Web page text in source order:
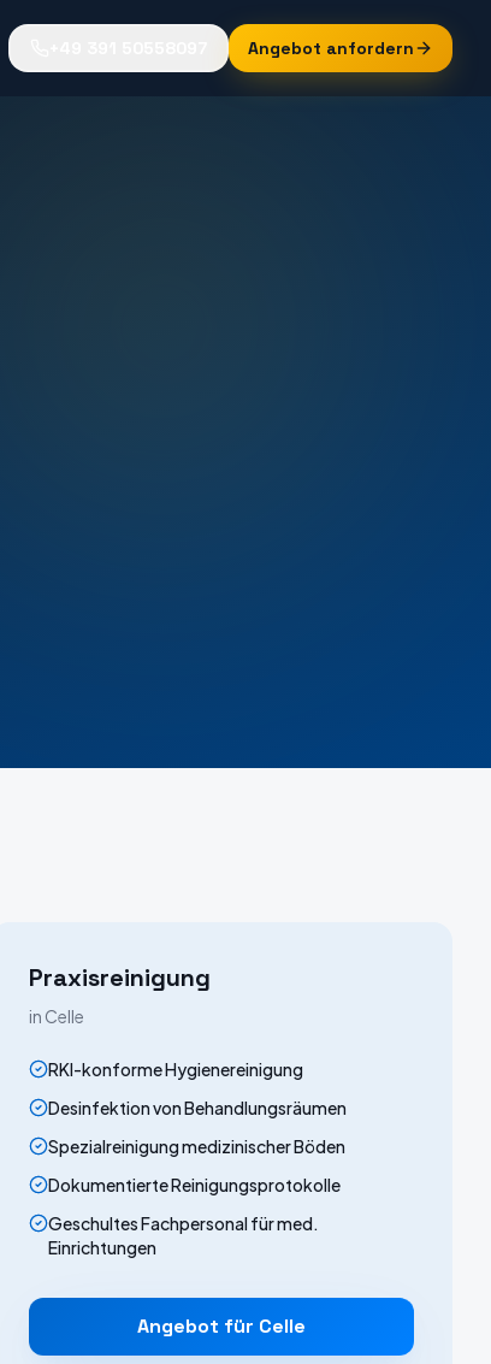
Angebot anfordern
Praxisreinigung
in Celle
RKI-konforme Hygienereinigung
Desinfektion von Behandlungsräumen
Spezialreinigung medizinischer Böden
Dokumentierte Reinigungsprotokolle
Geschultes Fachpersonal für med.
Einrichtungen
Angebot für Celle